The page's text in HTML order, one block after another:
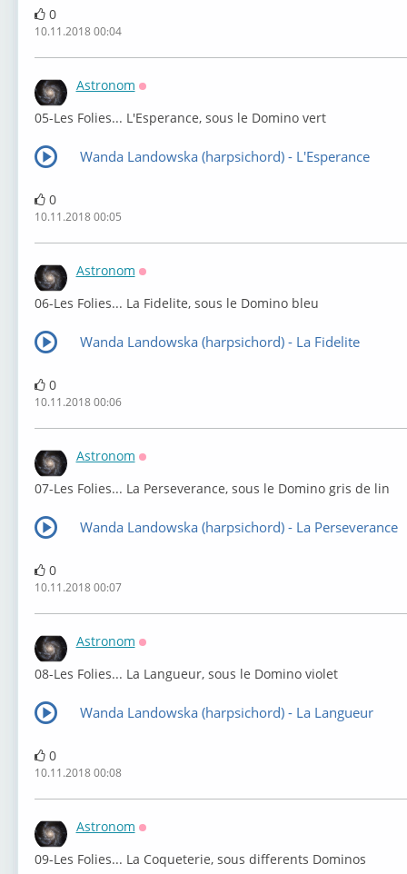
0
10.11.2018 00:04
Astronom
⁣05-Les Folies... L'Esperance, sous le Domino vert
Wanda Landowska (harpsichord) - L'Esperance
0
10.11.2018 00:05
Astronom
⁣06-Les Folies... La Fidelite, sous le Domino bleu
Wanda Landowska (harpsichord) - La Fidelite
0
10.11.2018 00:06
Astronom
⁣07-Les Folies... La Perseverance, sous le Domino gris de lin
Wanda Landowska (harpsichord) - La Perseverance
0
10.11.2018 00:07
Astronom
⁣08-Les Folies... La Langueur, sous le Domino violet
Wanda Landowska (harpsichord) - La Langueur
0
10.11.2018 00:08
Astronom
⁣09-Les Folies... La Coqueterie, sous differents Dominos